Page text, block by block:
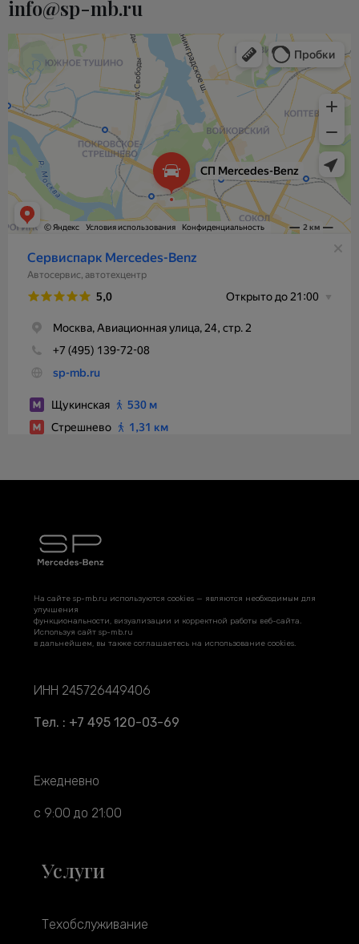
info@sp-mb.ru
На сайте sp-mb.ru используются cookies — являются необходимым для
улучшения
функциональности, визуализации и корректной работы веб-сайта.
Используя сайт sp-mb.ru
в дальнейшем, вы также соглашаетесь на использование cookies.
ИНН 245726449406
Тел. : +7 495 120-03-69
Ежедневно
с 9:00 до 21:00
Услуги
Техобслуживание